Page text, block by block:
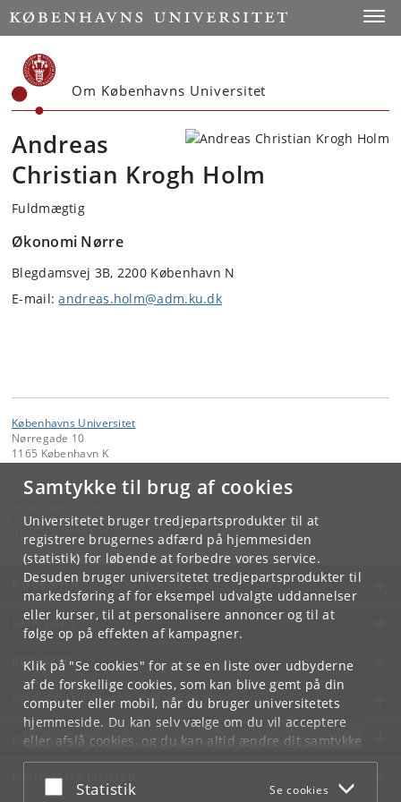
Samtykke til brug af cookies
Universitetet bruger tredjepartsprodukter til at
registrere brugernes adfærd på hjemmesiden
(statistik) for løbende at forbedre vores service.
Desuden bruger universitetet tredjepartsprodukter til
markedsføring af for eksempel udvalgte uddannelser
eller kurser, til at personalisere annoncer og til at
følge op på effekten af kampagner.
Klik på "Se cookies" for at se en liste over udbyderne
af de forskellige cookies, som kan blive gemt på din
computer eller mobil, når du bruger universitetets
hjemmeside. Du kan selv vælge om du vil acceptere
eller afslå cookies, og du kan altid ændre dit samtykke
underCookie- og privatlivspolitiksom du finder i
bunden af hver side.
Acceptér eller afslå
Statistik Se cookies
Start
Om Københavns Universitet
Andreas
Christian Krogh Holm
Fuldmægtig
Økonomi Nørre
Blegdamsvej 3B, 2200 København N
E-mail:andreas.holm@adm.ku.dk
Københavns Universitet
Nørregade 10
1165 København K
Kontakt:
Københavns Universitet
@ku.dk
KØBENHAVNS UNIVERSITET
KONTAKT
SERVICES
FOR STUDERENDE OG ANSATTE
JOB OG KARRIERE
NØDSITUATIONER